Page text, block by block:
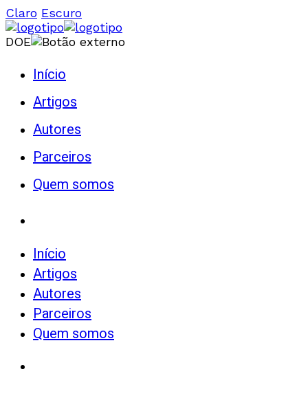
Claro Escuro
DOE
Início
Artigos
Autores
Parceiros
Quem somos
Início
Artigos
Autores
Parceiros
Quem somos